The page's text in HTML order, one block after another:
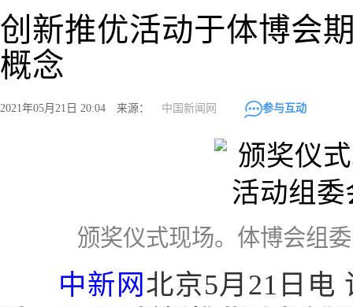
创新推优活动于体博会
概念
2021年05月21日 20:04 来源： 中国新闻网 参与互动
颁奖仪式现场。体博会组
中新网 北京5月21日电